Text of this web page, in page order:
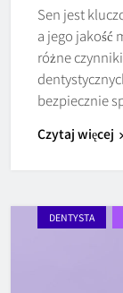
Sen jest
a jego jakość
różne
bezpiecznie
Czytaj więcej
DENTYSTA